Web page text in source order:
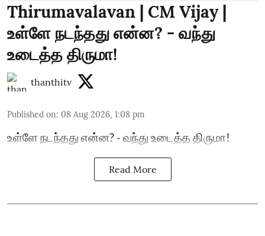
Thirumavalavan | CM Vijay |
உள்ளே நடந்தது என்ன? - வந்து
உடைத்த திருமா!
thanthitv
Published on: 08 Aug 2026, 1:08 pm
உள்ளே நடந்தது என்ன? - வந்து உடைத்த திருமா!
Read More